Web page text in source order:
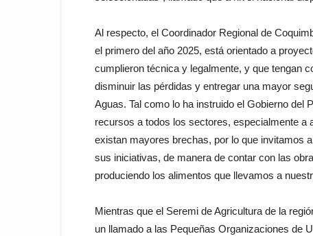
Al respecto, el Coordinador Regional de
el primero del año 2025, está orientado a
cumplieron técnica y legalmente, y que tengan
disminuir las pérdidas y entregar una mayor
Aguas. Tal como lo ha instruido el Gobierno del
recursos a todos los sectores, especialmente a
existan mayores brechas, por lo que invitamos
sus iniciativas, de manera de contar con las
produciendo los alimentos que llevamos a
Mientras que el Seremi de Agricultura de la
un llamado a las Pequeñas Organizaciones de